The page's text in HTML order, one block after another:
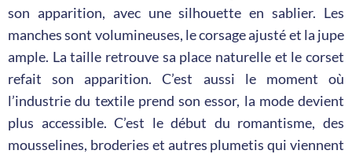
son apparition, avec une silhouette en sablier. Les
manches sont volumineuses, le corsage ajusté et la jupe
ample. La taille retrouve sa place naturelle et le corset
refait son apparition. C’est aussi le moment où
l’industrie du textile prend son essor, la mode devient
plus accessible. C’est le début du romantisme, des
mousselines, broderies et autres plumetis qui viennent